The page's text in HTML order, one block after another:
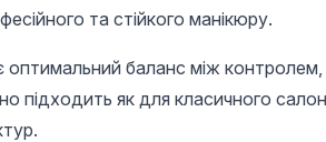
нігтів
12
203 UAH
Топ для нігтів з
ефектом втирки
«TOP SHINE» без
липкого шару, 12
та стійкого манікюру.
баланс між контролем,
підходить як для класичного